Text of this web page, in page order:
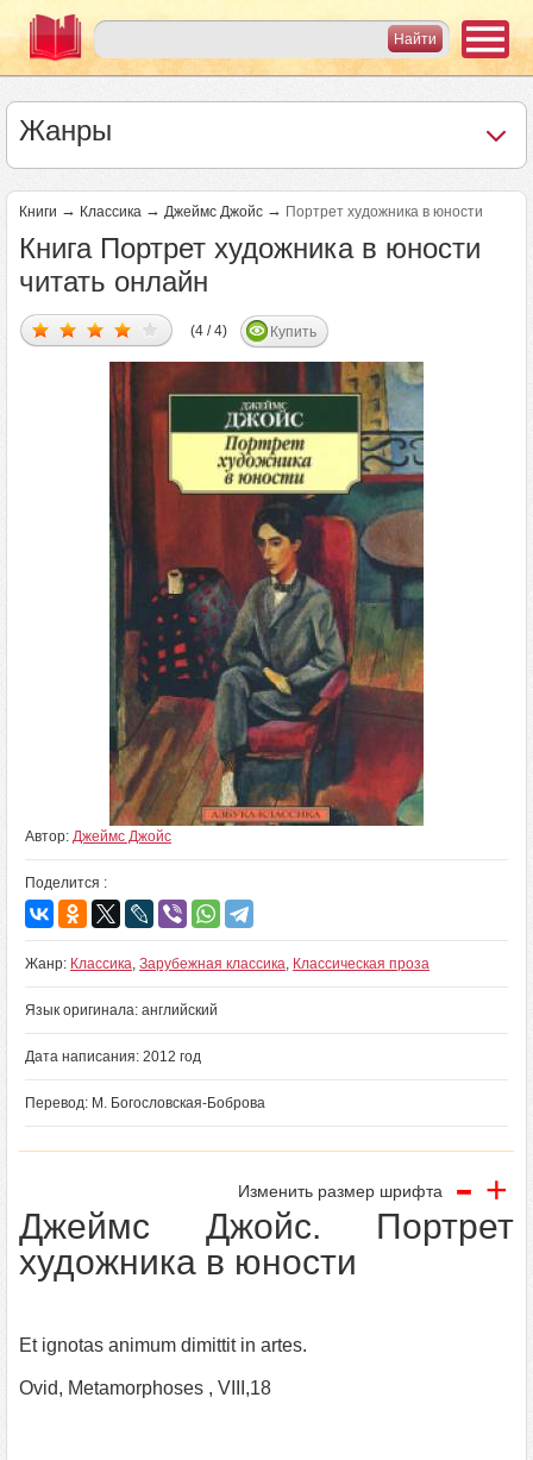
Жанры
Книги → Классика → Джеймс Джойс → Портрет художника в юности
Книга Портрет художника в юности
читать онлайн
(4 / 4) Купить
Автор: Джеймс Джойс
Поделится :
Жанр: Классика, Зарубежная классика, Классическая проза
Язык оригинала: английский
Дата написания: 2012 год
Перевод: М. Богословская-Боброва
Изменить размер шрифта - +
Джеймс Джойс. Портрет
художника в юности
Et ignotas animum dimittit in artes.
Ovid, Metamorphoses , VIII,18